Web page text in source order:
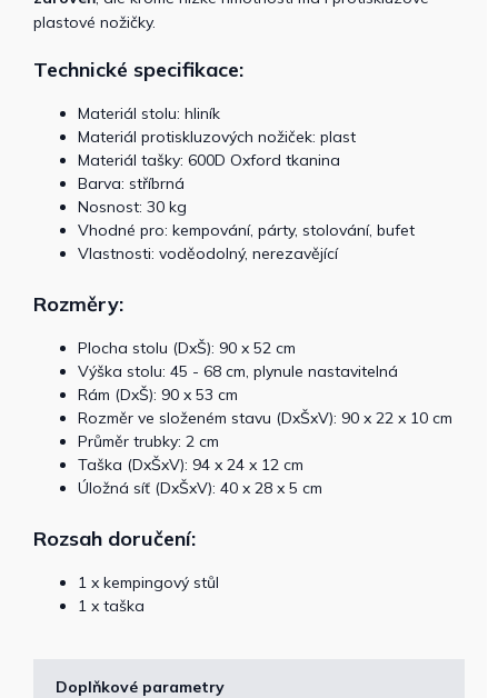
plastové nožičky.
Technické specifikace:
Materiál stolu: hliník
Materiál protiskluzových nožiček: plast
Materiál tašky: 600D Oxford tkanina
Barva: stříbrná
Nosnost: 30 kg
Vhodné pro: kempování, párty, stolování, bufet
Vlastnosti: voděodolný, nerezavějící
Rozměry:
Plocha stolu (DxŠ): 90 x 52 cm
Výška stolu: 45 - 68 cm, plynule nastavitelná
Rám (DxŠ): 90 x 53 cm
Rozměr ve složeném stavu (DxŠxV): 90 x 22 x 10 cm
Průměr trubky: 2 cm
Taška (DxŠxV): 94 x 24 x 12 cm
Úložná síť (DxŠxV): 40 x 28 x 5 cm
Rozsah doručení:
1 x kempingový stůl
1 x taška
Doplňkové parametry